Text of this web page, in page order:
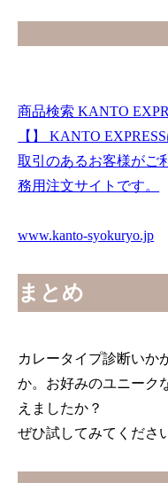
商品検索 KANTO
【】 KANTO
取引のあるお客様がご
務用注文サイトです。
www.kanto-syokuryo.jp
まとめ
カレータイプ診断いか
か。お好みのユニーク
えましたか？
ぜひ試してみてくださ